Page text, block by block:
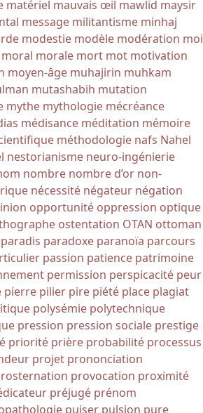
matériel mauvais œil mawlid maysir
message militantisme minhaj
modestie modèle modération moi
moral morale mort mot motivation
moyen-âge muhajirin muhkam
mutashabih mutation
mythe mythologie mécréance
médisance méditation mémoire
méthodologie nafs Nahel
nestorianisme neuro-ingénierie
nombre nombre d’or non-
nécessité négateur négation
opportunité oppression optique
ostentation OTAN ottoman
paradis paradoxe paranoïa parcours
passion patience patrimoine
permission perspicacité peur
pierre pilier pire piété place plagiat
polysémie polytechnique
pression pression sociale prestige
priorité prière probabilité processus
projet prononciation
provocation proximité
préjugé prénom
puiser pulsion pure